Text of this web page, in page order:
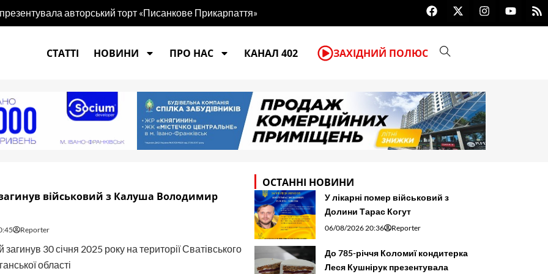
авторський торт «Писанкове Прикарпаття» Мова ваших рук: що улюблена
F
a
c
X
-
t
r
I
n
s
m
Y
o
u
R
s
s
СТАТТІ
НОВИНИ ПРО НАС КАНАЛ 402 ЗАХІДНИЙ ПОЛЮС
військовий з Калуша Володимир
Reporter
загинув 30 січня 2025 року на території Сватівського
області
ОСТАННІ НОВИНИ
У лікарні помер військовий з
Долини Тарас Когут
06/08/2026 20:36 Reporter
До 785-річчя Коломиї кондитерка
Леся Кушнірук презентувала